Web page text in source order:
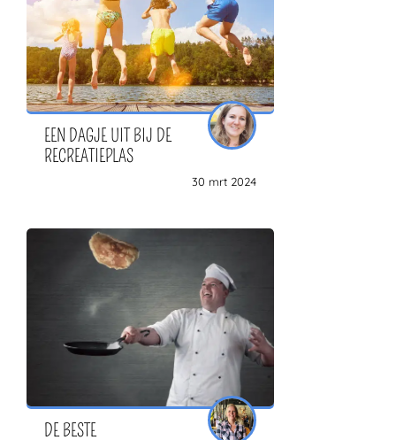
EEN DAGJE UIT BIJ DE
RECREATIEPLAS
30 mrt 2024
DE BESTE